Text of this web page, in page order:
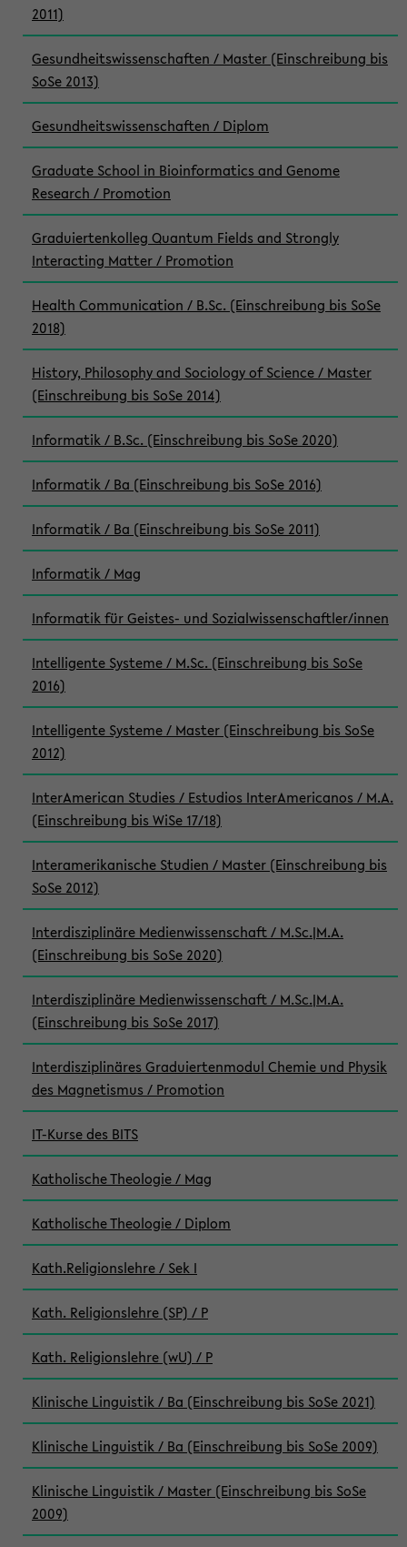
2011)
Gesundheitswissenschaften / Master (Einschreibung bis
SoSe 2013)
Gesundheitswissenschaften / Diplom
Graduate School in Bioinformatics and Genome
Research / Promotion
Graduiertenkolleg Quantum Fields and Strongly
Interacting Matter / Promotion
Health Communication / B.Sc. (Einschreibung bis SoSe
2018)
History, Philosophy and Sociology of Science / Master
(Einschreibung bis SoSe 2014)
Informatik / B.Sc. (Einschreibung bis SoSe 2020)
Informatik / Ba (Einschreibung bis SoSe 2016)
Informatik / Ba (Einschreibung bis SoSe 2011)
Informatik / Mag
Informatik für Geistes- und Sozialwissenschaftler/innen
Intelligente Systeme / M.Sc. (Einschreibung bis SoSe
2016)
Intelligente Systeme / Master (Einschreibung bis SoSe
2012)
InterAmerican Studies / Estudios InterAmericanos / M.A.
(Einschreibung bis WiSe 17/18)
Interamerikanische Studien / Master (Einschreibung bis
SoSe 2012)
Interdisziplinäre Medienwissenschaft / M.Sc.|M.A.
(Einschreibung bis SoSe 2020)
Interdisziplinäre Medienwissenschaft / M.Sc.|M.A.
(Einschreibung bis SoSe 2017)
Interdisziplinäres Graduiertenmodul Chemie und Physik
des Magnetismus / Promotion
IT-Kurse des BITS
Katholische Theologie / Mag
Katholische Theologie / Diplom
Kath.Religionslehre / Sek I
Kath. Religionslehre (SP) / P
Kath. Religionslehre (wU) / P
Klinische Linguistik / Ba (Einschreibung bis SoSe 2021)
Klinische Linguistik / Ba (Einschreibung bis SoSe 2009)
Klinische Linguistik / Master (Einschreibung bis SoSe
2009)